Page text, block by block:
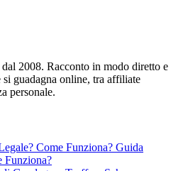
2008. Racconto in modo diretto e
guadagna online, tra affiliate
personale.
Come Funziona? Guida
Funziona?